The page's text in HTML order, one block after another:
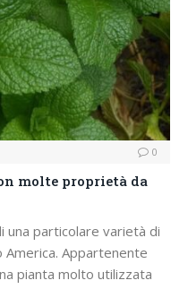
0
molte proprietà da
una particolare varietà di
Appartenente
pianta molto utilizzata